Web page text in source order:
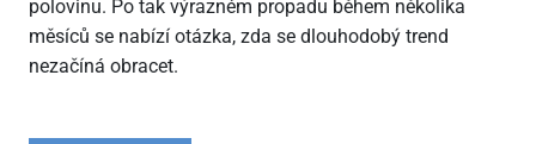
polovinu. Po tak výrazném propadu během několika
měsíců se nabízí otázka, zda se dlouhodobý trend
nezačíná obracet.